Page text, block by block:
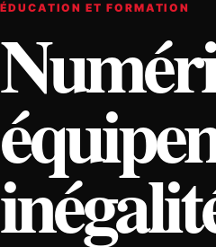
ÉDUCATION ET FORMATION